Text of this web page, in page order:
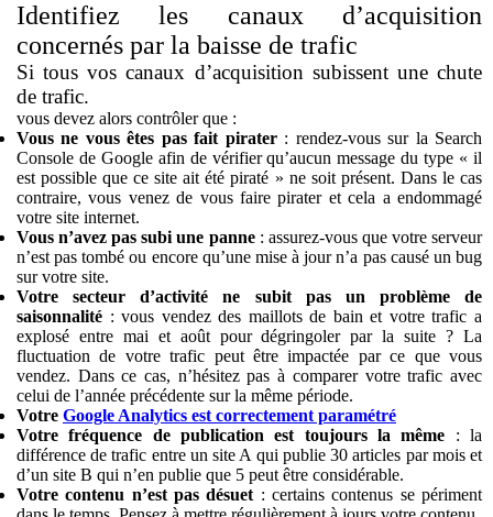
Identifiez les canaux d’acquisition
concernés par la baisse de trafic
Si tous vos canaux d’acquisition subissent une chute
de trafic.
vous devez alors contrôler que :
Vous ne vous êtes pas fait pirater: rendez-vous sur la Search
Console de Google afin de vérifier qu’aucun message du type « il
est possible que ce site ait été piraté » ne soit présent. Dans le cas
contraire, vous venez de vous faire pirater et cela a endommagé
votre site internet.
Vous n’avez pas subi une panne: assurez-vous que votre serveur
n’est pas tombé ou encore qu’une mise à jour n’a pas causé un bug
sur votre site.
Votre secteur d’activité ne subit pas un problème de
saisonnalité : vous vendez des maillots de bain et votre trafic a
explosé entre mai et août pour dégringoler par la suite ? La
fluctuation de votre trafic peut être impactée par ce que vous
vendez. Dans ce cas, n’hésitez pas à comparer votre trafic avec
celui de l’année précédente sur la même période.
Votre Google Analytics est correctement paramétré
Votre fréquence de publication est toujours la même : la
différence de trafic entre un site A qui publie 30 articles par mois et
d’un site B qui n’en publie que 5 peut être considérable.
Votre contenu n’est pas désuet : certains contenus se périment